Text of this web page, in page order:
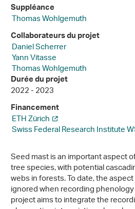
Suppléance
Thomas Wohlgemuth
Collaborateurs du projet
Daniel Scherrer
Yann Vitasse
Thomas Wohlgemuth
Durée du projet
2022 - 2023
Financement
ETH Zürich
Swiss Federal Research Institute
Seed mast is an important aspect
tree species, with potential
webs in forests. To date, the
ignored when recording
project aims to integrate the